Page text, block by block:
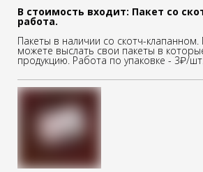
В стоимость входит: Пакет со
работа.
Пакеты в наличии со скотч-
можете выслать свои пакеты в
продукцию. Работа по упаковке - 3₽/